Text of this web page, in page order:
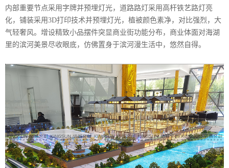
内部重要节点采用字牌并预埋灯光，道路路灯采用高杆铁艺路灯亮
化，铺装采用3D打印技术并预埋灯光，植被颜色素净，对比强烈，大
气轻奢风。增设精致小品摆件突显商业街功能分布，商业体面对海湖
里的滨河美景尽收眼底，仿佛置身于滨河漫生活中，悠然自得。